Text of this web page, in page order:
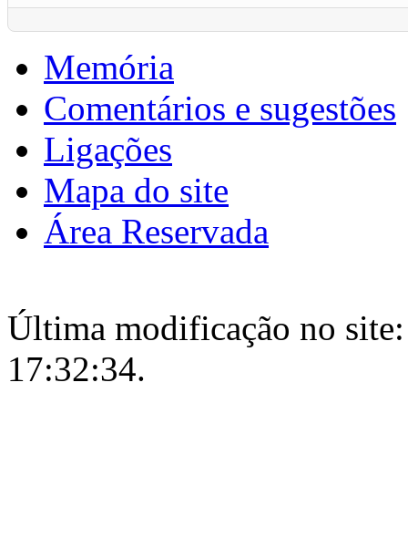
Memória
Comentários e sugestões
Ligações
Mapa do site
Área Reservada
Última modificação no
17:32:34.